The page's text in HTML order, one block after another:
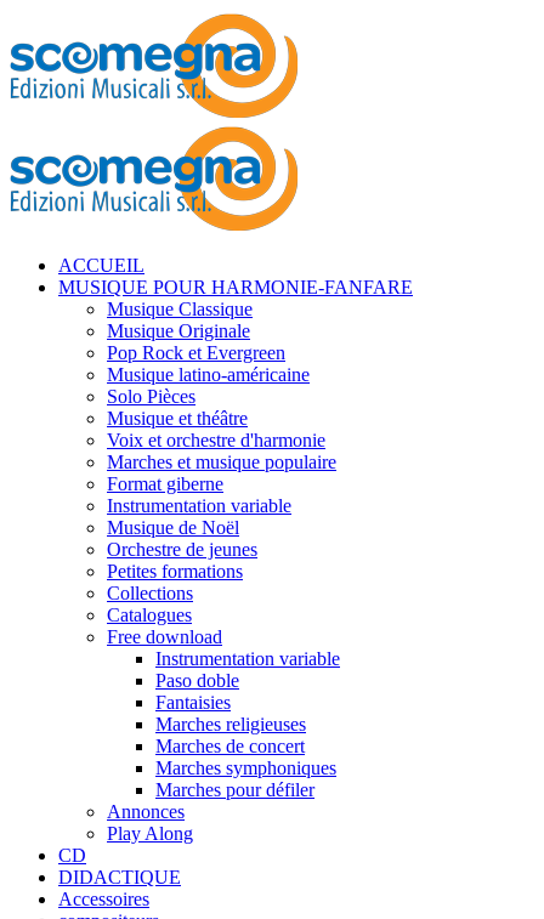
ACCUEIL
MUSIQUE POUR HARMONIE-FANFARE
Musique Classique
Musique Originale
Pop Rock et Evergreen
Musique latino-américaine
Solo Pièces
Musique et théâtre
Voix et orchestre d'harmonie
Marches et musique populaire
Format giberne
Instrumentation variable
Musique de Noël
Orchestre de jeunes
Petites formations
Collections
Catalogues
Free download
Instrumentation variable
Paso doble
Fantaisies
Marches religieuses
Marches de concert
Marches symphoniques
Marches pour défiler
Annonces
Play Along
CD
DIDACTIQUE
Accessoires